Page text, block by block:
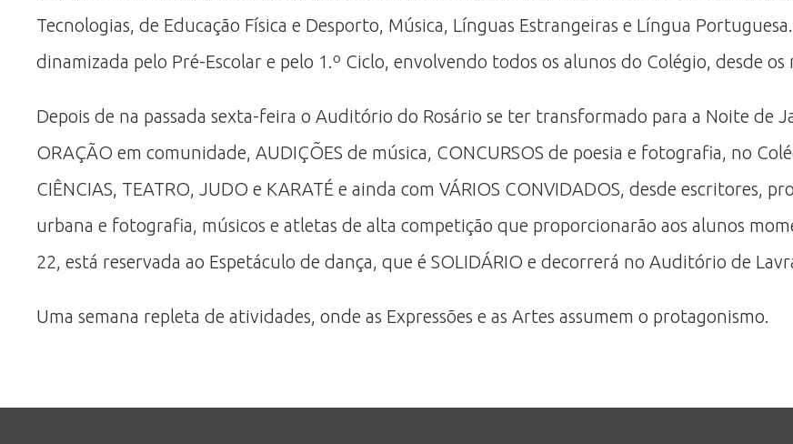
Tecnologias, de Educação Física e Desporto, Música, Línguas Estrangeiras e Língua
dinamizada pelo Pré-Escolar e pelo 1.º Ciclo, envolvendo todos os alunos do Colégio, desde
Depois de na passada sexta-feira o Auditório do Rosário se ter transformado para a Noite de
ORAÇÃO em comunidade, AUDIÇÕES de música, CONCURSOS de poesia e fotografia, no
CIÊNCIAS, TEATRO, JUDO e KARATÉ e ainda com VÁRIOS CONVIDADOS, desde escritores,
urbana e fotografia, músicos e atletas de alta competição que proporcionarão aos alunos
22, está reservada ao Espetáculo de dança, que é SOLIDÁRIO e decorrerá no Auditório de
Uma semana repleta de atividades, onde as Expressões e as Artes assumem o protagonismo.